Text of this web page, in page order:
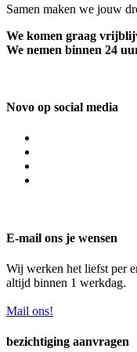
Samen maken we jouw
We komen graag
We nemen binnen 24
Novo op social media
E-mail ons je wensen
Wij werken het liefst per
altijd binnen 1 werkdag.
Mail ons!
bezichtiging aanvragen